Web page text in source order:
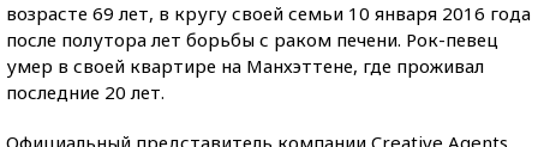
возрасте 69 лет, в кругу своей семьи 10 января 2016 года
после полутора лет борьбы с раком печени. Рок-певец
умер в своей квартире на Манхэттене, где проживал
последние 20 лет.
Официальный представитель компании Creative Agents